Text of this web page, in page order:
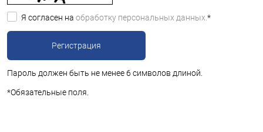
Я согласен на обработку персональных данных. *
Пароль должен быть не менее 6 символов длиной.
*Обязательные поля.